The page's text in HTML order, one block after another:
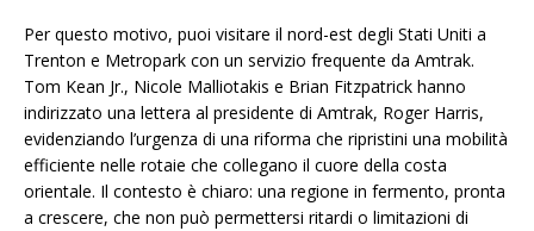
Per questo motivo, puoi visitare il nord-est degli Stati Uniti a
Trenton e Metropark con un servizio frequente da Amtrak.
Tom Kean Jr., Nicole Malliotakis e Brian Fitzpatrick hanno
indirizzato una lettera al presidente di Amtrak, Roger Harris,
evidenziando l’urgenza di una riforma che ripristini una mobilità
efficiente nelle rotaie che collegano il cuore della costa
orientale. Il contesto è chiaro: una regione in fermento, pronta
a crescere, che non può permettersi ritardi o limitazioni di